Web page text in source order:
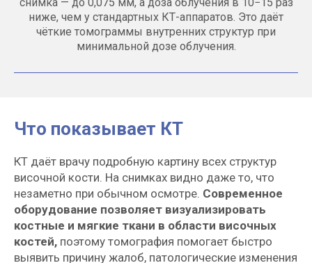
ниже, чем у стандартных КТ-аппаратов. Это даёт
чёткие томограммы внутренних структур при
минимальной дозе облучения.
Что показывает КТ
КТ даёт врачу подробную картину всех структур
височной кости. На снимках видно даже то, что
незаметно при обычном осмотре. Современное
оборудование позволяет визуализировать
костные и мягкие ткани в области височных
костей, поэтому томография помогает быстро
выявить причину жалоб, патологические изменения
методом первого выбора. По снимкам
врач оценивает не только структуру,
но и косвенные признаки нарушения
важно при острых состояниях, когда
компьютерная
томография
Эту процедуру может назначить ЛОР-
врач, терапевт или невролог.
Основанием служат симптомы
заболеваний среднего и внутреннего